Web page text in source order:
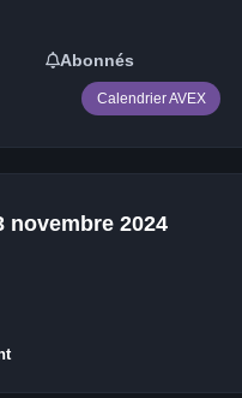
Abonnés
Calendrier AVEX
novembre 2024